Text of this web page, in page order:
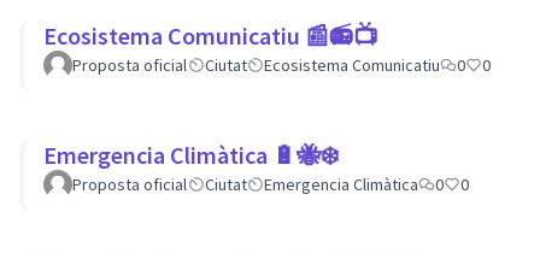
Ecosistema Comunicatiu 📰📻📺
Proposta oficial Ciutat Ecosistema Comunicatiu 0 0
Emergencia Climàtica 🔋🐝❄️
Proposta oficial Ciutat Emergencia Climàtica 0 0